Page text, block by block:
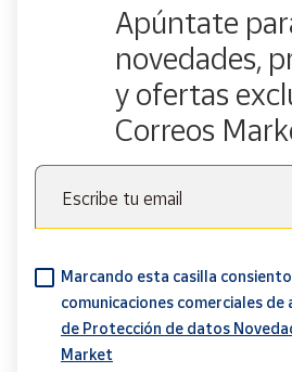
Apúntate
novedades,
y ofertas
Correos
Escribe tu email
Marcando esta casilla
comunicaciones comerciales de
de Protección de datos
Market